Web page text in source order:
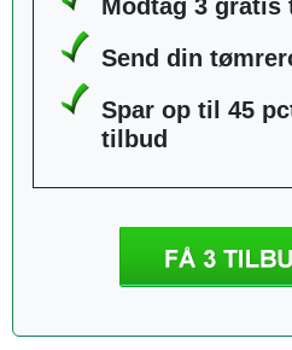
Modtag 3 gratis
Send din
Spar op til 45
tilbud